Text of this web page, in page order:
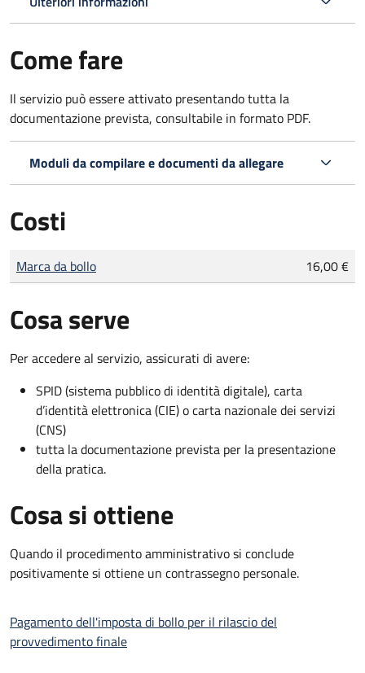
Come fare
Il servizio può essere attivato presentando tutta la
documentazione prevista, consultabile in formato PDF.
Moduli da compilare e documenti da allegare
Costi
Tipo di pagamento
Importo
Marca da bollo 16,00 €
Cosa serve
Per accedere al servizio, assicurati di avere:
SPID (sistema pubblico di identità digitale), carta
d’identità elettronica (CIE) o carta nazionale dei servizi
(CNS)
tutta la documentazione prevista per la presentazione
della pratica.
Cosa si ottiene
Quando il procedimento amministrativo si conclude
positivamente si ottiene un contrassegno personale.
Pagamento dell'imposta di bollo per il rilascio del
provvedimento finale